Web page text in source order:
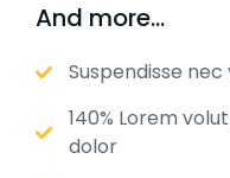
And more...
Suspendisse
140% Lorem
dolor